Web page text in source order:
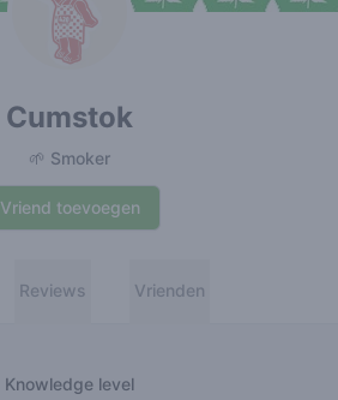
Cumstok
🌱 Smoker
Vriend toevoegen
Reviews Vrienden
Knowledge level